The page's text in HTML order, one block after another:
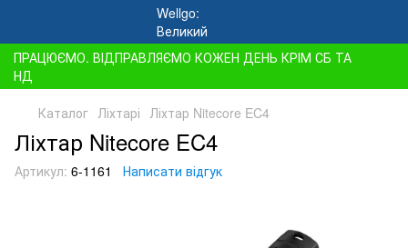
ПРАЦЮЄМО. ВІДПРАВЛЯЄМО КОЖЕН ДЕНЬ КРІМ СБ ТА
НД
Каталог Ліхтарі Ліхтар Nitecore EC4
Ліхтар Nitecore EC4
Артикул: 6-1161 Написати відгук